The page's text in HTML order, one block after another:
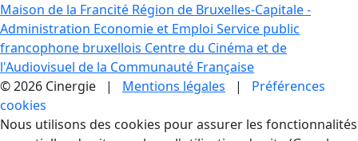
Maison de la Francité Région de Bruxelles-Capitale -
Administration Economie et Emploi Service public
francophone bruxellois Centre du Cinéma et de
l'Audiovisuel de la Communauté Française
© 2026 Cinergie | Mentions légales | Préférences
cookies
Gestion des Cookies
Nous utilisons des cookies pour assurer les fonctionnalités